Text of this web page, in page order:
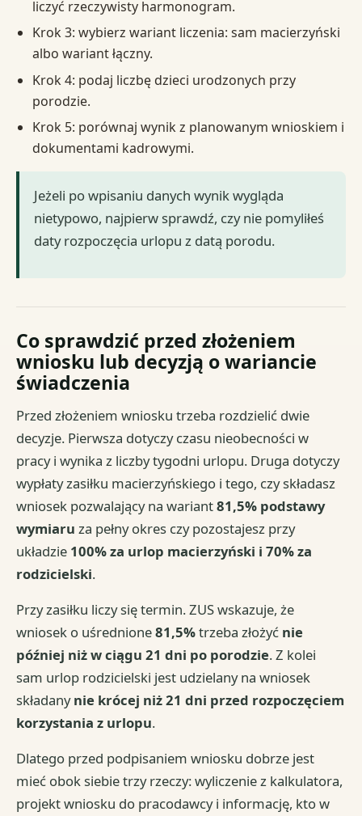
liczyć rzeczywisty harmonogram.
Krok 3: wybierz wariant liczenia: sam macierzyński
albo wariant łączny.
Krok 4: podaj liczbę dzieci urodzonych przy
porodzie.
Krok 5: porównaj wynik z planowanym wnioskiem i
dokumentami kadrowymi.
Jeżeli po wpisaniu danych wynik wygląda
nietypowo, najpierw sprawdź, czy nie pomyliłeś
daty rozpoczęcia urlopu z datą porodu.
Co sprawdzić przed złożeniem
wniosku lub decyzją o wariancie
świadczenia
Przed złożeniem wniosku trzeba rozdzielić dwie
decyzje. Pierwsza dotyczy czasu nieobecności w
pracy i wynika z liczby tygodni urlopu. Druga dotyczy
wypłaty zasiłku macierzyńskiego i tego, czy składasz
wniosek pozwalający na wariant81,5% podstawy
wymiaru za pełny okres czy pozostajesz przy
układzie 100% za urlop macierzyński i 70% za
rodzicielski.
Przy zasiłku liczy się termin. ZUS wskazuje, że
wniosek o uśrednione81,5%trzeba złożyć nie
później niż w ciągu 21 dni po porodzie. Z kolei
sam urlop rodzicielski jest udzielany na wniosek
składanynie krócej niż 21 dni przed rozpoczęciem
korzystania z urlopu.
Dlatego przed podpisaniem wniosku dobrze jest
mieć obok siebie trzy rzeczy: wyliczenie z kalkulatora,
projekt wniosku do pracodawcy i informację, kto w